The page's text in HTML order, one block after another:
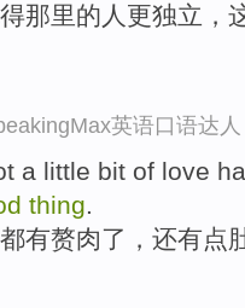
那里的人更独立，
英语口语达人
a little bit of love
thing.
有赘肉了，还有点